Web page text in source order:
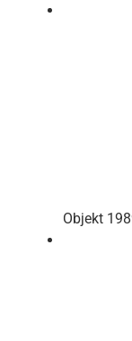
Objekt